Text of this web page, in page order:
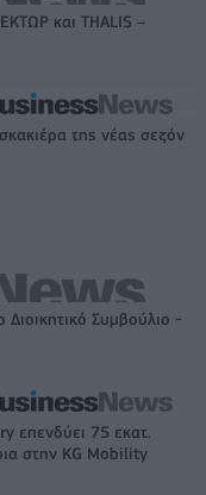
και THALIS –
της νέας σεζόν
Συμβούλιο -
επενδύει 75 εκατ.
στην KG Mobility